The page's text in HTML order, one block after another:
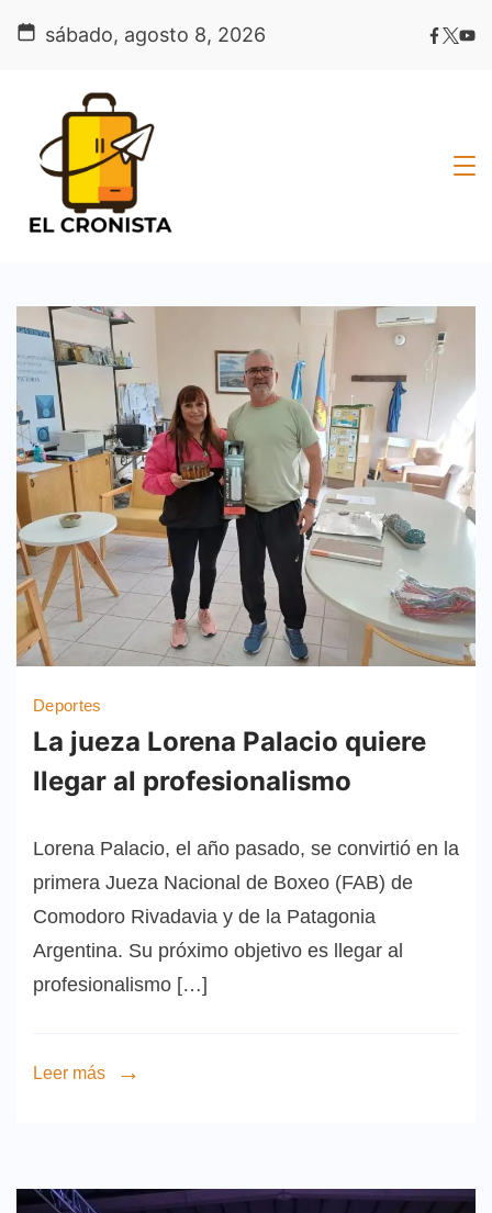
sábado, agosto 8, 2026
Deportes
La jueza Lorena Palacio quiere
llegar al profesionalismo
Lorena Palacio, el año pasado, se convirtió en la
primera Jueza Nacional de Boxeo (FAB) de
Comodoro Rivadavia y de la Patagonia
Argentina. Su próximo objetivo es llegar al
profesionalismo […]
Leer más